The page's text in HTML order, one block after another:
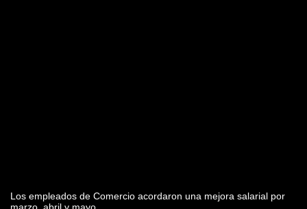
Los empleados de Comercio acordaron una mejora salarial por